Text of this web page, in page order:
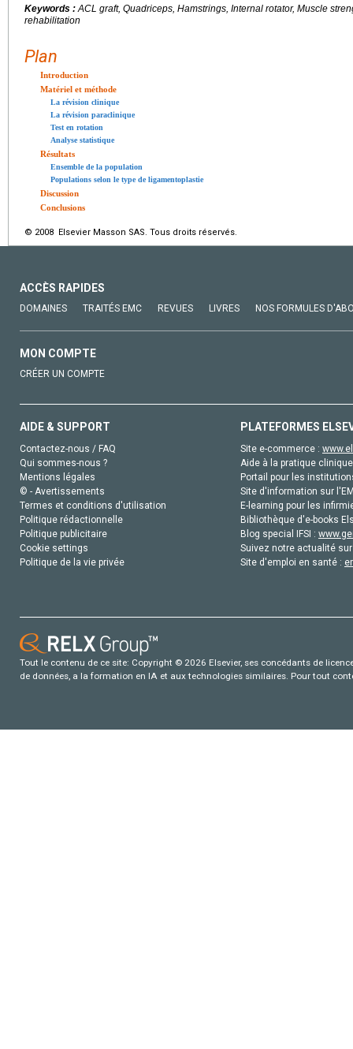
Keywords : ACL graft, Quadriceps, Hamstrings, Internal rotator, Muscle
rehabilitation
Plan
Introduction
Matériel et méthode
La révision clinique
La révision paraclinique
Test en rotation
Analyse statistique
Résultats
Ensemble de la population
Populations selon le type de ligamentoplastie
Discussion
Conclusions
© 2008 Elsevier Masson SAS. Tous droits réservés.
ACCÈS RAPIDES
DOMAINES TRAITÉS EMC REVUES LIVRES NOS FORMULES
MON COMPTE
CRÉER UN COMPTE
AIDE & SUPPORT
Contactez-nous / FAQ
Qui sommes-nous ?
Mentions légales
© - Avertissements
Termes et conditions d'utilisation
Politique rédactionnelle
Politique publicitaire
Cookie settings
Politique de la vie privée
PLATEFORMES
Site e-commerce :
Aide à la pratique
Portail pour les
Site d'information sur
E-learning pour les
Bibliothèque d'e-books
Blog special IFSI :
Suivez notre actualité
Site d'emploi en santé :
Tout le contenu de ce site: Copyright © 2026 Elsevier, ses concédants de
de données, a la formation en IA et aux technologies similaires. Pour tout